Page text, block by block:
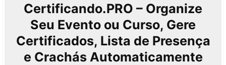
Certificando.PRO – Organize
Seu Evento ou Curso, Gere
Certificados, Lista de Presença
e Crachás Automaticamente